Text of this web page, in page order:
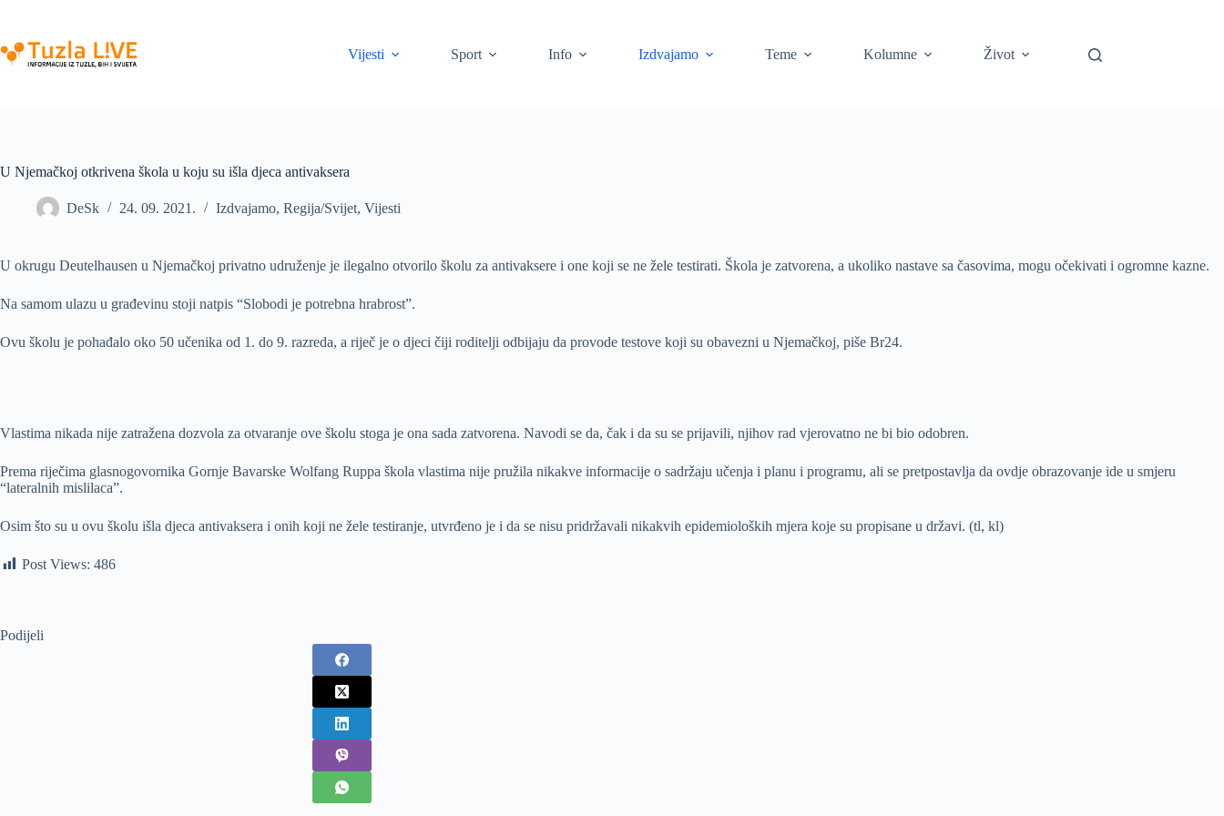
content
Vijesti
Sport Info Izdvajamo Teme Kolumne Život
U Njemačkoj otkrivena škola u koju su išla djeca antivaksera
DeSk 24. 09. 2021. Izdvajamo, Regija/Svijet, Vijesti
U okrugu Deutelhausen u Njemačkoj privatno udruženje je ilegalno otvorilo školu za antivaksere i one koji se ne žele testirati. Škola je zatvorena, a ukoliko nastave sa časovima, mogu očekivati i ogromne kazne.
Na samom ulazu u građevinu stoji natpis “Slobodi je potrebna hrabrost”.
Ovu školu je pohađalo oko 50 učenika od 1. do 9. razreda, a riječ je o djeci čiji roditelji odbijaju da provode testove koji su obavezni u Njemačkoj, piše Br24.
Vlastima nikada nije zatražena dozvola za otvaranje ove školu stoga je ona sada zatvorena. Navodi se da, čak i da su se prijavili, njihov rad vjerovatno ne bi bio odobren.
Prema riječima glasnogovornika Gornje Bavarske Wolfang Ruppa škola vlastima nije pružila nikakve informacije o sadržaju učenja i planu i programu, ali se pretpostavlja da ovdje obrazovanje ide u smjeru
“lateralnih mislilaca”.
Osim što su u ovu školu išla djeca antivaksera i onih koji ne žele testiranje, utvrđeno je i da se nisu pridržavali nikakvih epidemioloških mjera koje su propisane u državi. (tl, kl)
Post Views: 486
Podijeli